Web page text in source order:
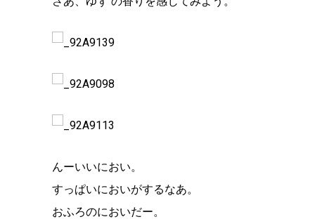
んーいいにおい。
すっぱいにおいがするなあ。
おふろのにおいだー。